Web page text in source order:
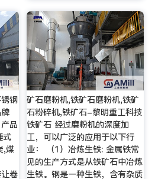
钢
品
式
,煤
卷
矿石磨粉机,铁矿石磨粉机,铁矿
石粉碎机,铁矿石-黎明重工科技
铁矿石 经过磨粉机的深度加
工，可以广泛的应用于以下行
业： （1）冶炼生铁: 金属铁常
见的生产方式是从铁矿石中冶炼
生铁。钢是一种生铁，含有杂质